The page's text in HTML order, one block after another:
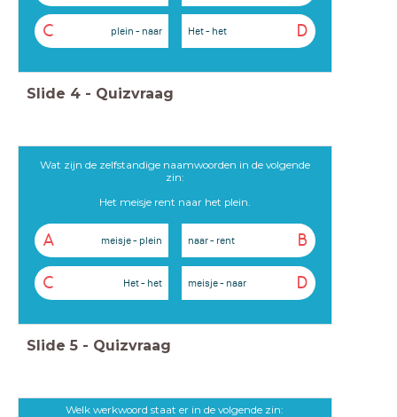
C plein - naar D
Het - het
Slide 4 - Quizvraag
Wat zijn de zelfstandige naamwoorden in de volgende
zin:
Het meisje rent naar het plein.
A meisje - plein B
naar - rent
C Het - het D
meisje - naar
Slide 5 - Quizvraag
Welk werkwoord staat er in de volgende zin: